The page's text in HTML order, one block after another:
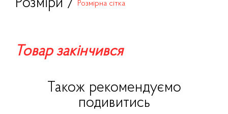
Розміри / Розмірна сітка
Товар закінчився
Також рекомендуємо
подивитись